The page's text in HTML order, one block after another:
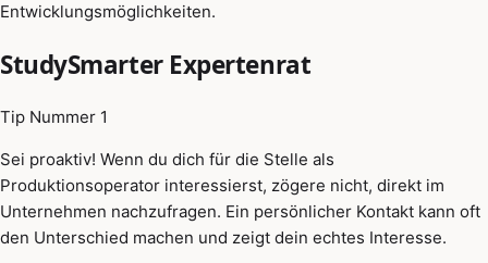
Entwicklungsmöglichkeiten.
StudySmarter Expertenrat
Tip Nummer 1
Sei proaktiv! Wenn du dich für die Stelle als
Produktionsoperator interessierst, zögere nicht, direkt im
Unternehmen nachzufragen. Ein persönlicher Kontakt kann oft
den Unterschied machen und zeigt dein echtes Interesse.